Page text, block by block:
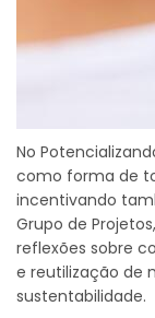
No
como forma de
incentivando
Grupo de
reflexões sobre
e reutilização de
sustentabilidade.